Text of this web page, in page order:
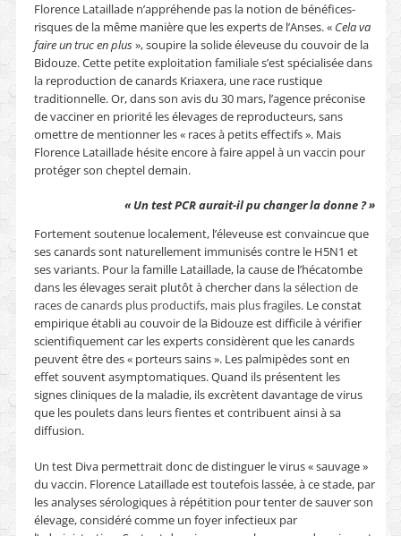
Florence Lataillade n’appréhende pas la notion de bénéfices-
risques de la même manière que les experts de l’Anses. « Cela va
faire un truc en plus», soupire la solide éleveuse du couvoir de la
Bidouze. Cette petite exploitation familiale s’est spécialisée dans
la reproduction de canards Kriaxera, une race rustique
traditionnelle. Or, dans son avis du 30 mars, l’agence préconise
de vacciner en priorité les élevages de reproducteurs, sans
omettre de mentionner les « races à petits effectifs ». Mais
Florence Lataillade hésite encore à faire appel à un vaccin pour
protéger son cheptel demain.
« Un test PCR aurait-il pu changer la donne ? »
Fortement soutenue localement, l’éleveuse est convaincue que
ses canards sont naturellement immunisés contre le H5N1 et
ses variants. Pour la famille Lataillade, la cause de l’hécatombe
dans les élevages serait plutôt à chercher dans la sélection de
races de canards plus productifs, mais plus fragiles. Le constat
empirique établi au couvoir de la Bidouze est difficile à vérifier
scientifiquement car les experts considèrent que les canards
peuvent être des « porteurs sains ». Les palmipèdes sont en
effet souvent asymptomatiques. Quand ils présentent les
signes cliniques de la maladie, ils excrètent davantage de virus
que les poulets dans leurs fientes et contribuent ainsi à sa
diffusion.
Un test Diva permettrait donc de distinguer le virus « sauvage »
du vaccin. Florence Lataillade est toutefois lassée, à ce stade, par
les analyses sérologiques à répétition pour tenter de sauver son
élevage, considéré comme un foyer infectieux par